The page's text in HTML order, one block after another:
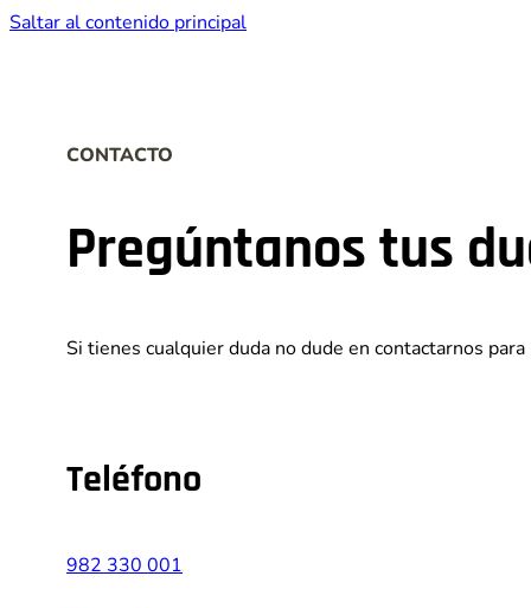
Saltar al contenido principal
CONTACTO
Pregúntanos tus
Si tienes cualquier duda no dude en contactarnos
Teléfono
982 330 001